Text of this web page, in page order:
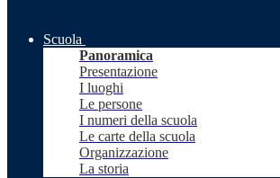
Scuola
Panoramica
Presentazione
I luoghi
Le persone
I numeri della scuola
Le carte della scuola
Organizzazione
La storia